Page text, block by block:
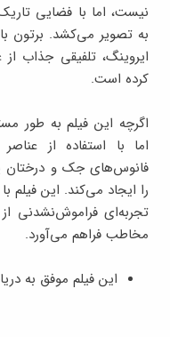
نیست، اما با فضایی
به تصویر می‌کشد. برتون
ایروینگ، تلفیقی جذاب
کرده است.
اگرچه این فیلم به طور
اما با استفاده از
فانوس‌های جک‌ و درختان
را ایجاد می‌کند. این فیلم
تجربه‌ای فراموش‌نشدنی
مخاطب فراهم می‌آورد.
این فیلم موفق به